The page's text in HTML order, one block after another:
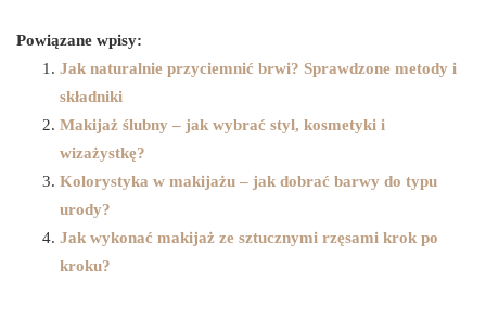
Powiązane wpisy:
Jak naturalnie przyciemnić brwi? Sprawdzone metody i
składniki
Makijaż ślubny – jak wybrać styl, kosmetyki i
wizażystkę?
Kolorystyka w makijażu – jak dobrać barwy do typu
urody?
Jak wykonać makijaż ze sztucznymi rzęsami krok po
kroku?